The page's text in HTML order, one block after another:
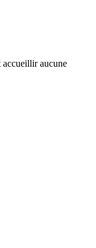
aucune